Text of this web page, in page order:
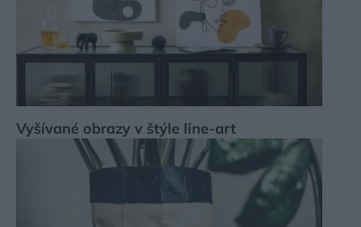
Vyšívané obrazy v štýle line-art